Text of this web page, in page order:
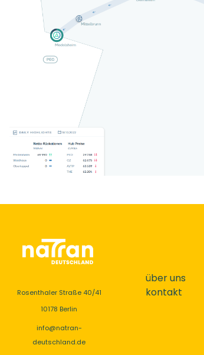
Rosenthaler Straße 40/41
10178 Berlin
info@natran-
deutschland.de
über uns
kontakt